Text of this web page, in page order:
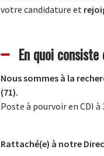
votre candidature et
En quoi
Nous sommes à la
(71).
Poste à pourvoir en CDI
Rattaché(e) à notre